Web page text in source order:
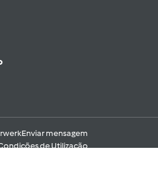
Enviar mensagem
de Utilização